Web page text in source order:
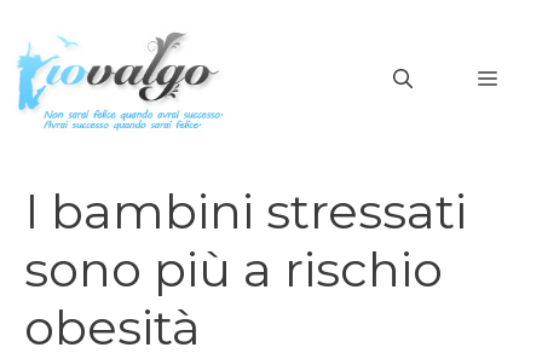
contenuto
I bambini stressati
sono più a rischio
obesità